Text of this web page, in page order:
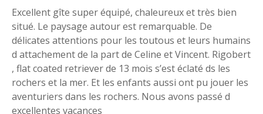
Excellent gîte super équipé, chaleureux et très bien
situé. Le paysage autour est remarquable. De
délicates attentions pour les toutous et leurs humains
d attachement de la part de Celine et Vincent. Rigobert
, flat coated retriever de 13 mois s’est éclaté ds les
rochers et la mer. Et les enfants aussi ont pu jouer les
aventuriers dans les rochers. Nous avons passé d
excellentes vacances